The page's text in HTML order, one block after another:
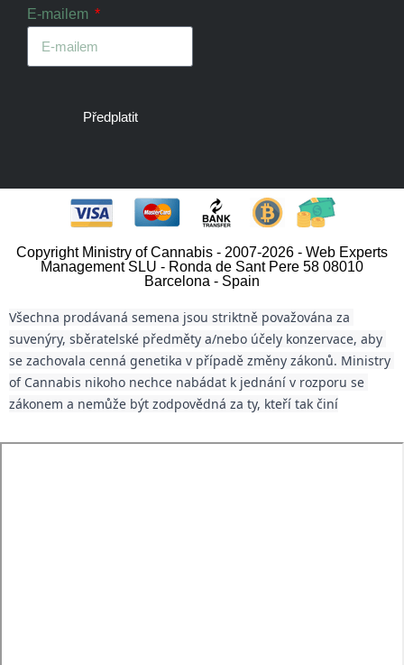
E-mailem
Předplatit
Copyright Ministry of Cannabis - 2007-2026 - Web Experts
Management SLU - Ronda de Sant Pere 58 08010
Barcelona - Spain
Všechna prodávaná semena jsou striktně považována za
suvenýry, sběratelské předměty a/nebo účely konzervace, aby
se zachovala cenná genetika v případě změny zákonů. Ministry
of Cannabis nikoho nechce nabádat k jednání v rozporu se
zákonem a nemůže být zodpovědná za ty, kteří tak činí